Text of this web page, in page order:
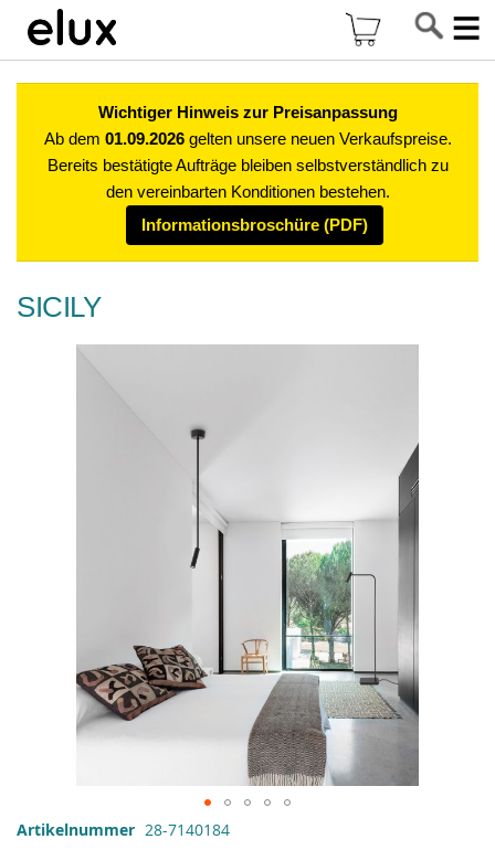
Mein
Wichtiger Hinweis zur Preisanpassung
Ab dem 01.09.2026gelten unsere neuen Verkaufspreise.
Bereits bestätigte Aufträge bleiben selbstverständlich zu
den vereinbarten Konditionen bestehen.
Informationsbroschüre (PDF)
SICILY
Zum
Artikelnummer 28-7140184